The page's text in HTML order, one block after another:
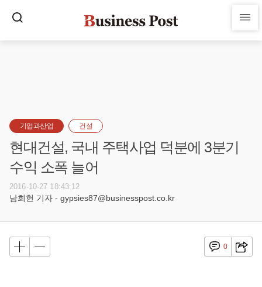
기업과산업 건설
현대건설, 국내 주택사업 덕분에 3분기
수익 소폭 늘어
2016-10-27 18:43:12
남희헌 기자 - gypsies87@businesspost.co.kr
0